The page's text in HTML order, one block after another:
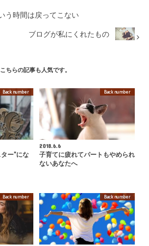
う時間は戻ってこない
ブログが私にくれたもの
こちらの記事も人気です。
Back number
ー"にな
Back number
2018.6.6
子育てに疲れてパートもやめられ
ないあなたへ
Back number Back number